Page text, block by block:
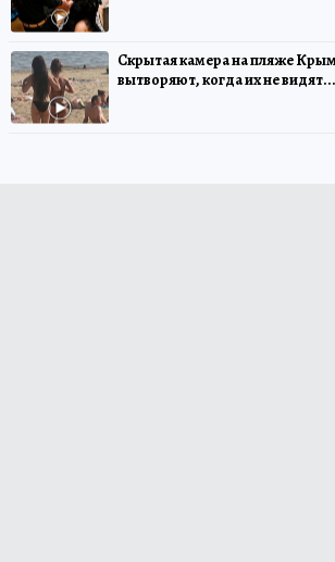
Скрытая камера на пляже
вытворяют, когда их не видят...